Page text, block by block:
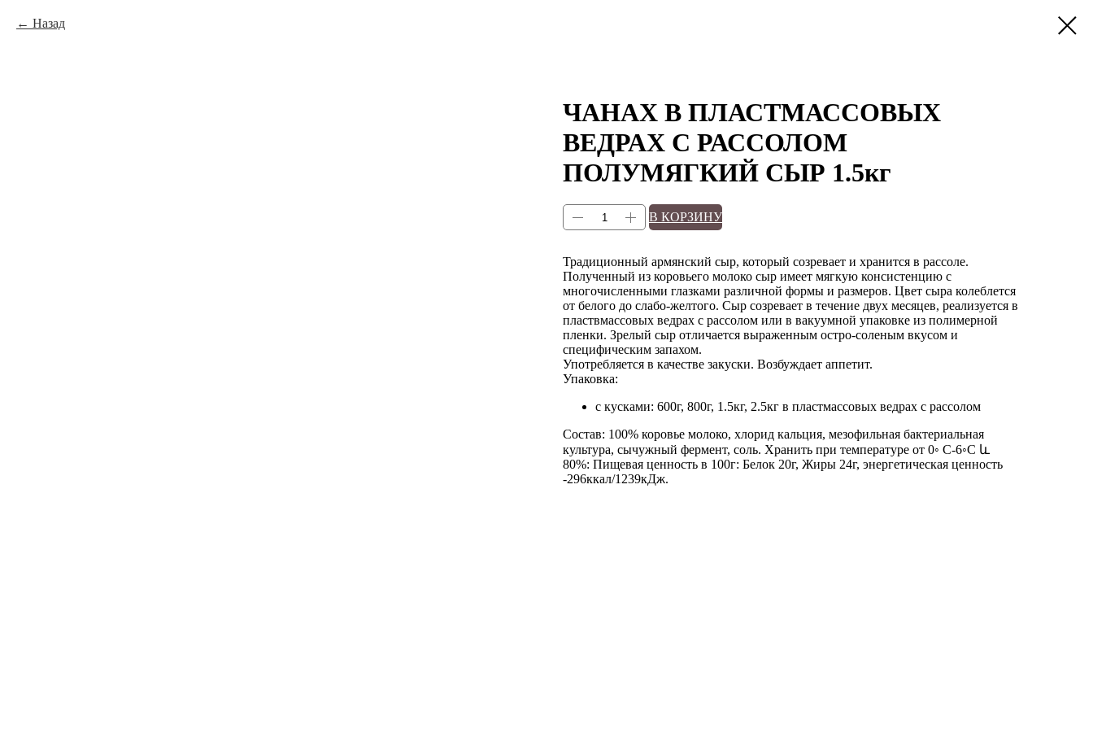
Назад
ЧАНАХ В ПЛАСТМАССОВЫХ
ВЕДРАХ С РАССОЛОМ
ПОЛУМЯГКИЙ СЫР 1.5кг
В КОРЗИНУ
Традиционный армянский сыр, который созревает и хранится в рассоле.
Полученный из коровьего молоко сыр имеет мягкую консистенцию с
многочисленными глазками различной формы и размеров. Цвет сыра колеблется
от белого до слабо-желтого. Сыр созревает в течение двух месяцев, реализуется в
пластвмассовых ведрах с рассолом или в вакуумной упаковке из полимерной
пленки. Зрелый сыр отличается выраженным остро-соленым вкусом и
специфическим запахом.
Употребляется в качестве закуски. Возбуждает аппетит.
Упаковка:
с кусками: 600г, 800г, 1.5кг, 2.5кг в пластмассовых ведрах с рассолом
Состав: 100% коровье молоко, хлорид кальция, мезофильная бактериальная
культура, сычужный фермент, соль. Хранить при температуре от 0◦ C-6◦C և
80%: Пищевая ценность в 100г: Белок 20г, Жиры 24г, энергетическая ценность
-296ккал/1239кДж.